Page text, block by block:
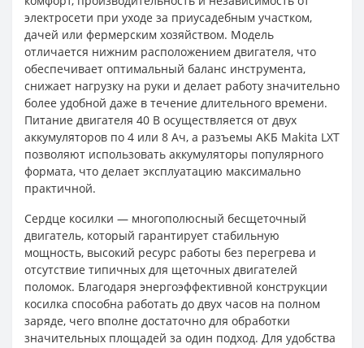
электросети при уходе за приусадебным участком,
дачей или фермерским хозяйством. Модель
отличается нижним расположением двигателя, что
обеспечивает оптимальный баланс инструмента,
снижает нагрузку на руки и делает работу значительно
более удобной даже в течение длительного времени.
Питание двигателя 40 В осуществляется от двух
аккумуляторов по 4 или 8 Ач, а разъемы АКБ Makita LXT
позволяют использовать аккумуляторы популярного
формата, что делает эксплуатацию максимально
практичной.
Сердце косилки — многополюсный бесщеточный
двигатель, который гарантирует стабильную
мощность, высокий ресурс работы без перегрева и
отсутствие типичных для щеточных двигателей
поломок. Благодаря энергоэффективной конструкции
косилка способна работать до двух часов на полном
заряде, чего вполне достаточно для обработки
значительных площадей за один подход. Для удобства